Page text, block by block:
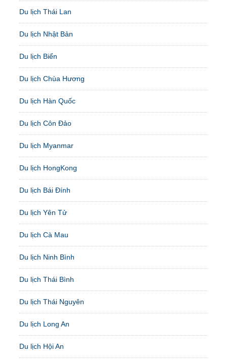
Du lịch Thái Lan
Du lịch Nhật Bản
Du lịch Biển
Du lịch Chùa Hương
Du lịch Hàn Quốc
Du lịch Côn Đảo
Du lịch Myanmar
Du lịch HongKong
Du lịch Bái Đính
Du lịch Yên Tử
Du lịch Cà Mau
Du lịch Ninh Bình
Du lịch Thái Bình
Du lịch Thái Nguyên
Du lịch Long An
Du lịch Hội An